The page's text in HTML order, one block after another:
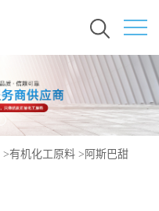
>有机化工原料 > 阿斯巴甜